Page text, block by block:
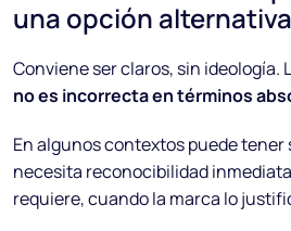
una opción alternativa
Conviene ser claros, sin ideología.
no es incorrecta en términos
En algunos contextos puede
necesita reconocibilidad
requiere, cuando la marca lo